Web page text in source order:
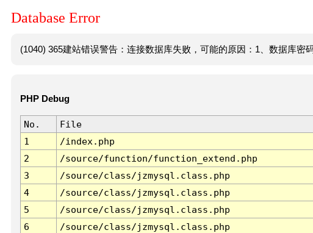
Database Error
(1040) 365建站错误警告：连接数据库失败，可能的原因：1、数据库密
PHP Debug
No. File
1
/index.php
2
/source/function/function_extend.php
3
/source/class/jzmysql.class.php
4
/source/class/jzmysql.class.php
5
/source/class/jzmysql.class.php
6
/source/class/jzmysql.class.php